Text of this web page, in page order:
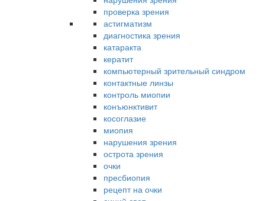
проверка зрения
астигматизм
диагностика зрения
катаракта
кератит
компьютерный зрительный синдром
контактные линзы
контроль миопии
конъюнктивит
косоглазие
миопия
нарушения зрения
острота зрения
очки
пресбиопия
рецепт на очки